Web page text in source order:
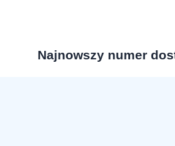
Najnowszy numer